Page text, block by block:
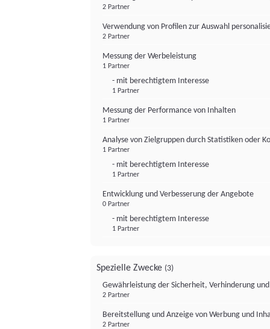
2 Partner
Verwendung von Profilen zur Auswahl
2 Partner
Messung der Werbeleistung
1 Partner
- mit berechtigtem Interesse
1 Partner
Messung der Performance von Inhalten
1 Partner
Analyse von Zielgruppen durch Statistiken oder
1 Partner
- mit berechtigtem Interesse
1 Partner
Entwicklung und Verbesserung der Angebote
0 Partner
- mit berechtigtem Interesse
1 Partner
Spezielle Zwecke (3)
Gewährleistung der Sicherheit, Verhinderung
2 Partner
Bereitstellung und Anzeige von Werbung und
2 Partner